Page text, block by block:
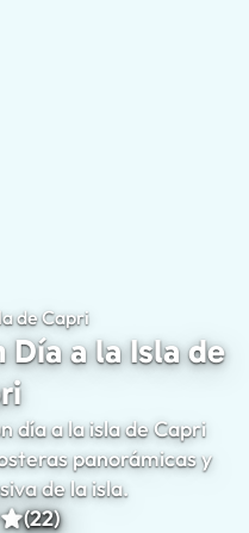
de CapriExcursiones de un
Día a la Isla de
día a la isla de Capri
panorámicas y
de la isla.
(22)